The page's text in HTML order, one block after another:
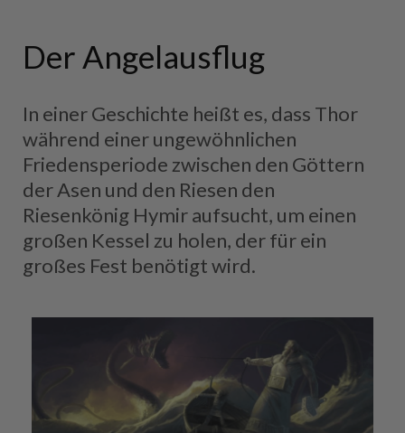
Der Angelausflug
In einer Geschichte heißt es, dass Thor
während einer ungewöhnlichen
Friedensperiode zwischen den Göttern
der Asen und den Riesen den
Riesenkönig Hymir aufsucht, um einen
großen Kessel zu holen, der für ein
großes Fest benötigt wird.